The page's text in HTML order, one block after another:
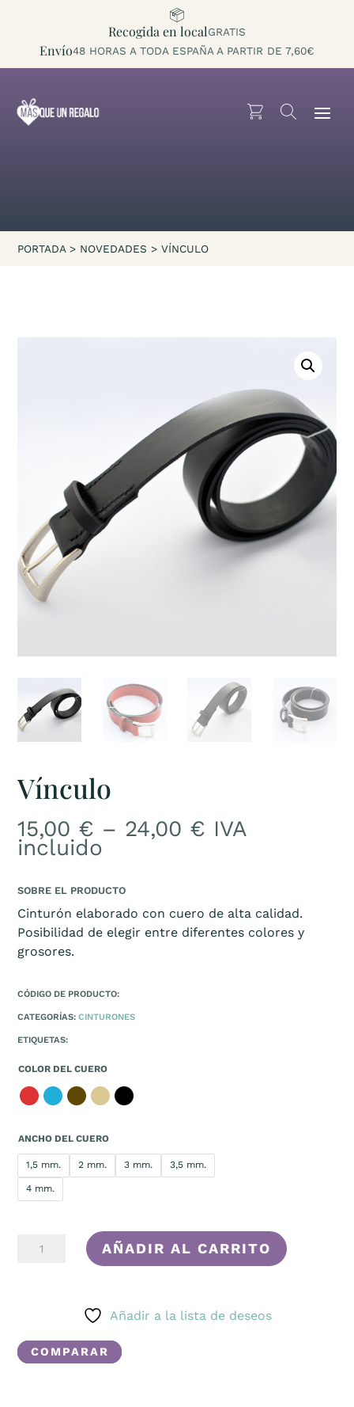
Recogida en localGRATIS
Envío48 HORAS A TODA ESPAÑA A PARTIR DE 7,60€
PORTADA > NOVEDADES >VÍNCULO
Vínculo
15,00 € – 24,00 € IVA
incluido
SOBRE EL PRODUCTO
Cinturón elaborado con cuero de alta calidad.
Posibilidad de elegir entre diferentes colores y
grosores.
CÓDIGO DE PRODUCTO:
CATEGORÍAS:CINTURONES
ETIQUETAS:
COLOR DEL CUERO
ANCHO DEL CUERO
1,5 mm. 2 mm. 3 mm. 3,5 mm.
4 mm.
VÍNCULO
AÑADIR AL CARRITO
Añadir a la lista de deseos
COMPARAR